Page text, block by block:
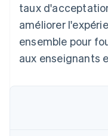
Identity
Vérification de
Découvrez
Regarder la
taux
améliorer
ensemble pour
aux enseignants